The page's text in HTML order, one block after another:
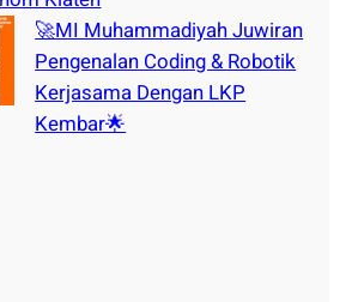
🚀MI Muhammadiyah Juwiran
Pengenalan Coding & Robotik
Kerjasama Dengan LKP
Kembar🌟